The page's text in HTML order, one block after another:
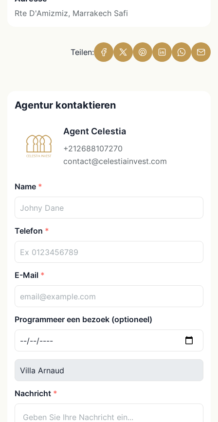
Rte D'Amizmiz, Marrakech Safi
Teilen:
Agentur kontaktieren
Agent Celestia
+212688107270
contact@celestiainvest.com
Name
Telefon
E-Mail
Programmeer een bezoek (optioneel)
Nachricht